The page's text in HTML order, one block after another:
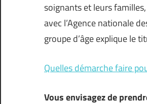
soignants et leurs
avec l’Agence nationale
groupe d’âge explique le
Quelles démarche faire
Vous envisagez de